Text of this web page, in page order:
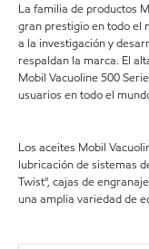
La familia de productos
gran prestigio en todo el
a la investigación y
respaldan la marca. El
Mobil Vacuoline 500
usuarios en todo el
Los aceites Mobil
lubricación de sistemas
Twist", cajas de
una amplia variedad de